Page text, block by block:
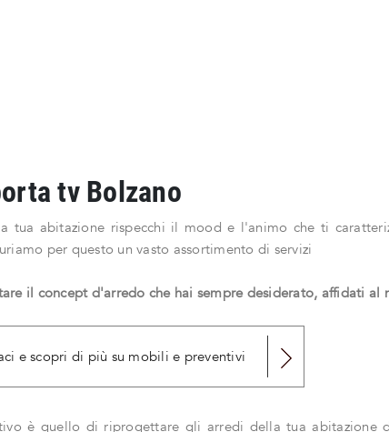
tv Bolzano
tua abitazione rispecchi il mood e l'animo che ti
per questo un vasto assortimento di servizi
il concept d'arredo che hai sempre desiderato, affidati
e scopri di più su mobili e preventivi
è quello di riprogettare gli arredi della tua abitazione